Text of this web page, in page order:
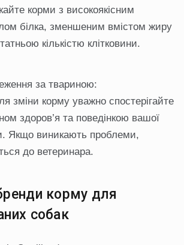
корми з високоякісним
білка, зменшеним вмістом жиру
кількістю клітковини.
за твариною:
зміни корму уважно спостерігайте
здоров’я та поведінкою вашої
Якщо виникають проблеми,
до ветеринара.
корму для
собак